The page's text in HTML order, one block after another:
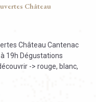
Château
Château Cantenac
19h Dégustations
-> rouge, blanc,